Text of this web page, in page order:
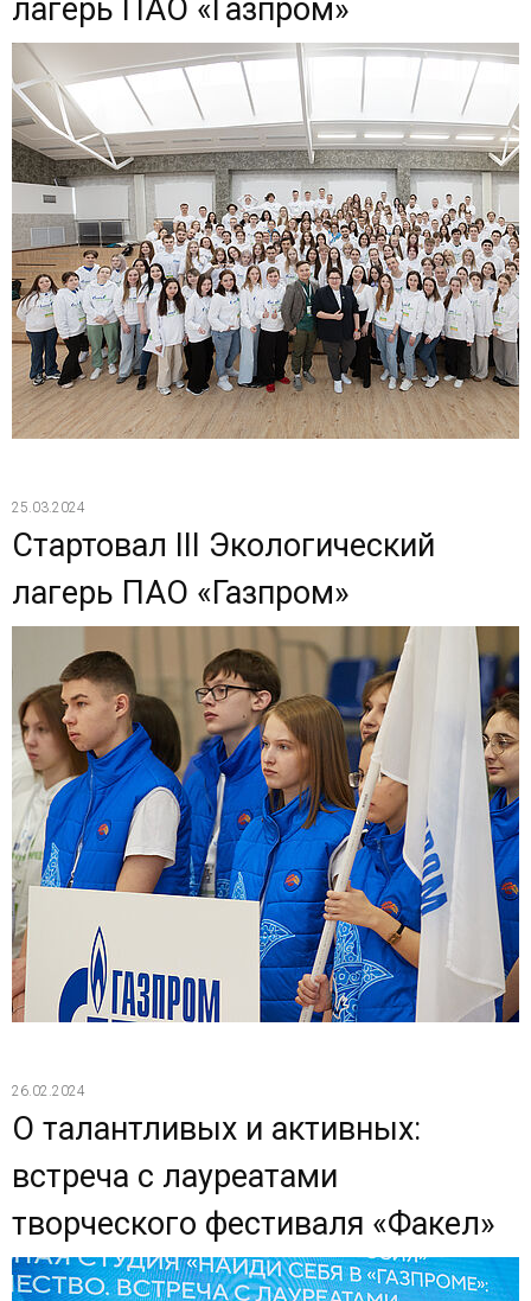
лагерь ПАО «Газпром»
25.03.2024
Стартовал III Экологический
лагерь ПАО «Газпром»
26.02.2024
О талантливых и активных:
встреча с лауреатами
творческого фестиваля «Факел»